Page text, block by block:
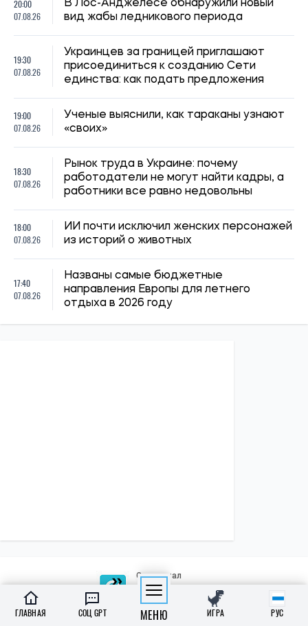
07.08.26
Названы самые бюджетные
направления Европы для летнего
отдыха в 2026 году
Образование
Медреформа
ГЛАВНАЯ СОЦ GPT МЕНЮ ИГРА РУС